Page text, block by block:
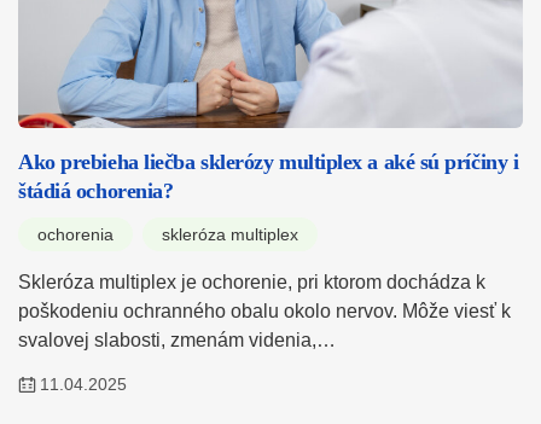
Ako prebieha liečba sklerózy multiplex a aké sú príčiny i
štádiá ochorenia?
ochorenia skleróza multiplex
Skleróza multiplex je ochorenie, pri ktorom dochádza k
poškodeniu ochranného obalu okolo nervov. Môže viesť k
svalovej slabosti, zmenám videnia,…
11.04.2025